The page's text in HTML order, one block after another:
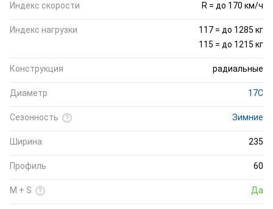
Индекс скорости R = до 170 км/ч
Индекс нагрузки
117 = до 1285 кг
115 = до 1215 кг
Конструкция радиальные
Диаметр 17C
Сезонность Зимние
Ширина 235
Профиль 60
M + S Да